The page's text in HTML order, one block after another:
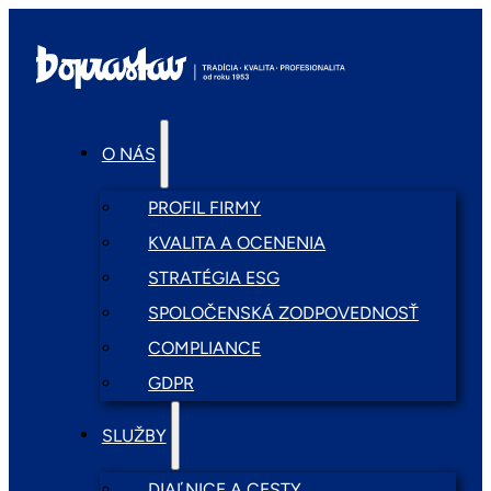
O NÁS
PROFIL FIRMY
KVALITA A OCENENIA
STRATÉGIA ESG
SPOLOČENSKÁ ZODPOVEDNOSŤ
COMPLIANCE
GDPR
SLUŽBY